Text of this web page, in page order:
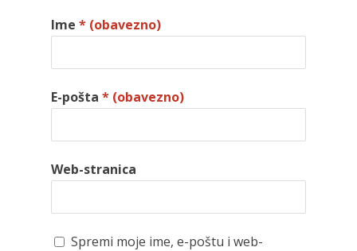
Ime * (obavezno)
E-pošta * (obavezno)
Web-stranica
Spremi moje ime, e-poštu i web-